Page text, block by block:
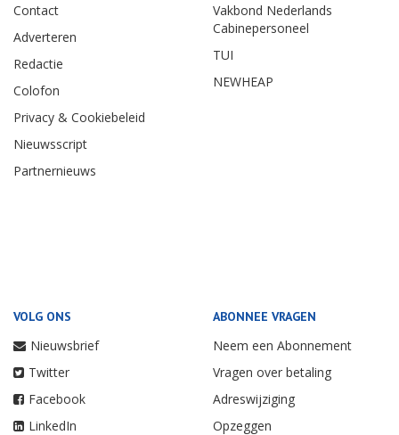
Contact
Adverteren
Redactie
Colofon
Privacy & Cookiebeleid
Nieuwsscript
Partnernieuws
Vakbond Nederlands
Cabinepersoneel
TUI
NEWHEAP
VOLG ONS
Nieuwsbrief
Twitter
Facebook
LinkedIn
ABONNEE VRAGEN
Neem een Abonnement
Vragen over betaling
Adreswijziging
Opzeggen